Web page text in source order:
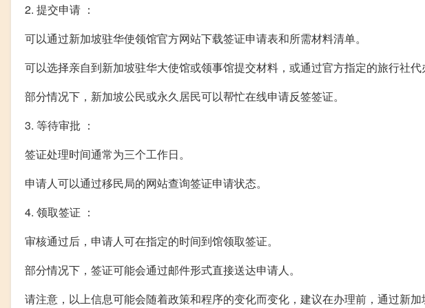
2. 提交申请 ：
可以通过新加坡驻华使领馆官方网站下载签证申请表和所需材料清单。
可以选择亲自到新加坡驻华大使馆或领事馆提交材料，或通过官方指定的旅行社代
部分情况下，新加坡公民或永久居民可以帮忙在线申请反签签证。
3. 等待审批 ：
签证处理时间通常为三个工作日。
申请人可以通过移民局的网站查询签证申请状态。
4. 领取签证 ：
审核通过后，申请人可在指定的时间到馆领取签证。
部分情况下，签证可能会通过邮件形式直接送达申请人。
请注意，以上信息可能会随着政策和程序的变化而变化，建议在办理前，通过新